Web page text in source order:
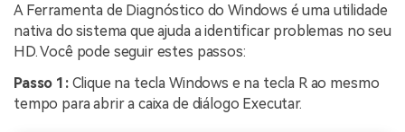
A Ferramenta de Diagnóstico do Windows é uma utilidade
nativa do sistema que ajuda a identificar problemas no seu
HD. Você pode seguir estes passos:
Passo 1:Clique na tecla Windows e na tecla R ao mesmo
tempo para abrir a caixa de diálogo Executar.